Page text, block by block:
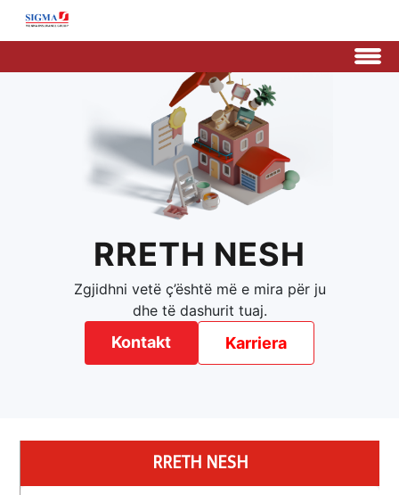
RRETH NESH
Zgjidhni vetë ç’është më e mira për ju
dhe të dashurit tuaj.
Kontakt Karriera
RRETH NESH